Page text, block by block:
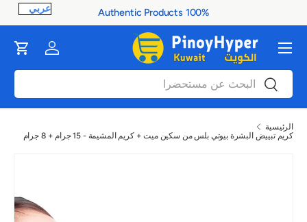
100% Authentic Products
بحث بحث
Log in
Cart القائمة
الرئيسية
كريم تبييض البشرة بيوتي بلس من سكين ميت + كريم المشيمة - 15 جرام + 8 جرام